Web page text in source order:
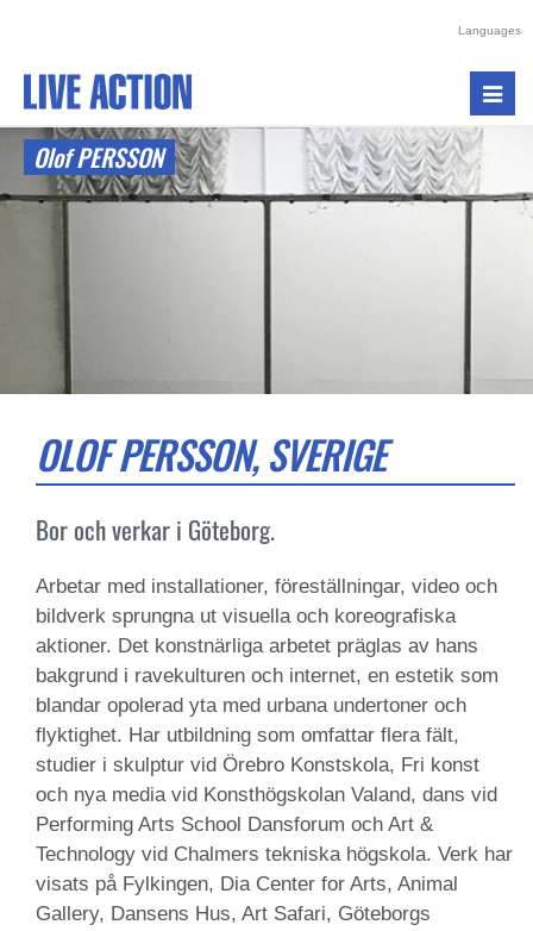
Languages
Olof PERSSON
OLOF PERSSON, SVERIGE
Bor och verkar i Göteborg.
Arbetar med installationer, föreställningar, video och
bildverk sprungna ut visuella och koreografiska
aktioner. Det konstnärliga arbetet präglas av hans
bakgrund i ravekulturen och internet, en estetik som
blandar opolerad yta med urbana undertoner och
flyktighet. Har utbildning som omfattar flera fält,
studier i skulptur vid Örebro Konstskola, Fri konst
och nya media vid Konsthögskolan Valand, dans vid
Performing Arts School Dansforum och Art &
Technology vid Chalmers tekniska högskola. Verk har
visats på Fylkingen, Dia Center for Arts, Animal
Gallery, Dansens Hus, Art Safari, Göteborgs